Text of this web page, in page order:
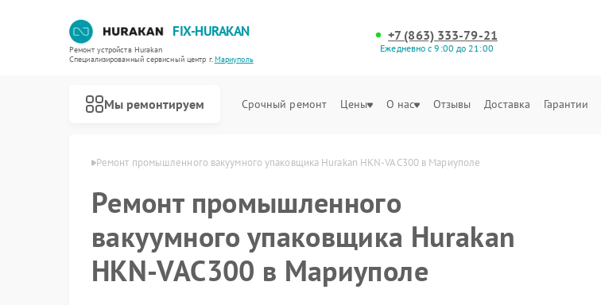
FIX-HURAKAN
Ремонт устройств Hurakan
Специализированный cервисный центр г.Мариуполь
+7 (863) 333-79-21
Ежедневно с 9:00 до 21:00
Мы ремонтируем Срочный ремонт Цены О нас Отзывы Доставка Гарантии
Ремонт промышленного вакуумного упаковщика Hurakan HKN-VAC300 в Мариуполе
Ремонт промышленного
вакуумного упаковщика Hurakan
HKN-VAC300 в Мариуполе